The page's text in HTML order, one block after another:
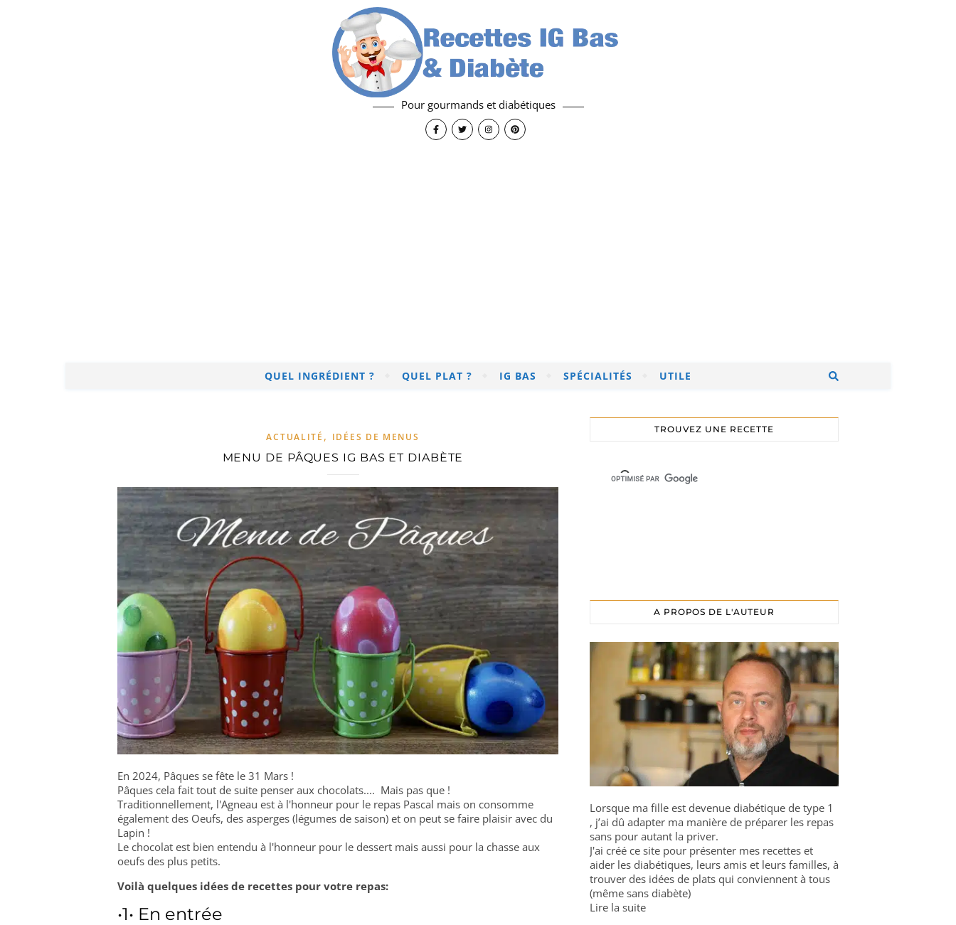
Pour gourmands et diabétiques
QUEL INGRÉDIENT ? QUEL PLAT ? IG BAS SPÉCIALITÉS UTILE
ACTUALITÉ , IDÉES DE MENUS
MENU DE PÂQUES IG BAS ET DIABÈTE
En 2024, Pâques se fête le 31 Mars !
Pâques cela fait tout de suite penser aux chocolats.... Mais pas que !
Traditionnellement, l'Agneau est à l'honneur pour le repas Pascal mais on consomme
également des Oeufs, des asperges (légumes de saison) et on peut se faire plaisir avec du
Lapin !
Le chocolat est bien entendu à l'honneur pour le dessert mais aussi pour la chasse aux
oeufs des plus petits.
Voilà quelques idées de recettes pour votre repas:
•1• En entrée
TROUVEZ UNE RECETTE
A PROPOS DE L'AUTEUR
Lorsque ma fille est devenue diabétique de type 1
, j’ai dû adapter ma manière de préparer les repas
sans pour autant la priver.
J'ai créé ce site pour présenter mes recettes et
aider les diabétiques, leurs amis et leurs familles, à
trouver des idées de plats qui conviennent à tous
(même sans diabète)
Lire la suite